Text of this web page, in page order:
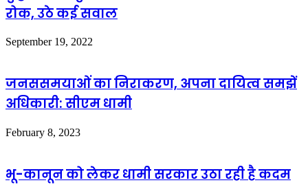
रोक, उठे कई सवाल
September 19, 2022
जनससमयाओं का निराकरण, अपना दायित्व समझें
अधिकारी: सीएम धामी
February 8, 2023
भू-कानून को लेकर धामी सरकार उठा रही है कदम